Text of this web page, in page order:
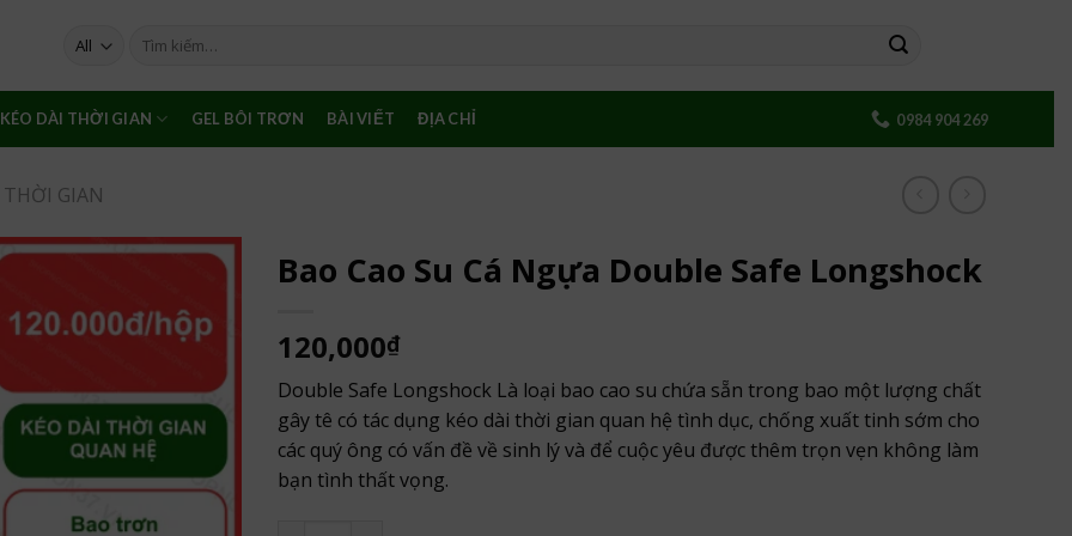
Tìm
KÉO DÀI THỜI GIAN GEL BÔI TRƠN BÀI VIẾT ĐỊA CHỈ 0984 904 269
THỜI GIAN
Bao Cao Su Cá Ngựa Double Safe Longshock
120,000₫
Double Safe Longshock Là loại bao cao su chứa sẵn trong bao một lượng chất
gây tê có tác dụng kéo dài thời gian quan hệ tình dục, chống xuất tinh sớm cho
các quý ông có vấn đề về sinh lý và để cuộc yêu được thêm trọn vẹn không làm
bạn tình thất vọng.